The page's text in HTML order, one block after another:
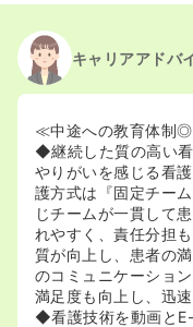
キャリアアドバ
≪中途への教育体制
◆継続した質の高い
やりがいを感じる看
護方式は『固定チー
じチームが一貫して
れやすく、責任分担
質が向上し、患者の
のコミュニケーショ
満足度も向上し、迅
◆看護技術を動画と